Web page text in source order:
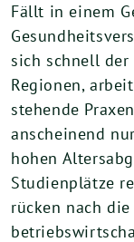
Fällt in einem
sich schnell
Regionen,
stehende
anscheinend
hohen
Studienplätze
rücken nach